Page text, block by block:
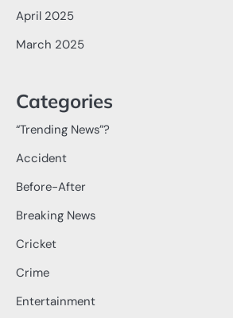
April 2025
March 2025
Categories
“Trending News”?
Accident
Before-After
Breaking News
Cricket
Crime
Entertainment